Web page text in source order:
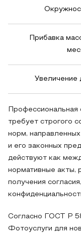
Прибавка
Увеличение
требует строгого
норм,
и его законных
действуют как
нормативные акты,
получения
Согласно ГОСТ Р
Фотоуслуги для